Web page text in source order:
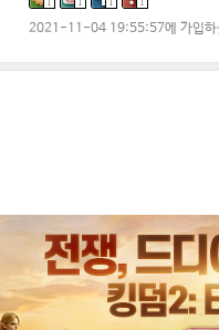
1 1 1 1
2021-11-04 19:55:57에 가입하